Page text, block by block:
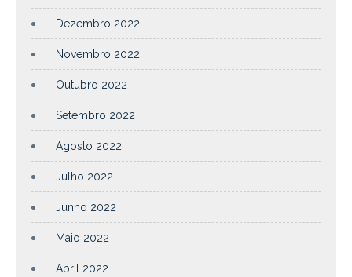
Dezembro 2022
Novembro 2022
Outubro 2022
Setembro 2022
Agosto 2022
Julho 2022
Junho 2022
Maio 2022
Abril 2022